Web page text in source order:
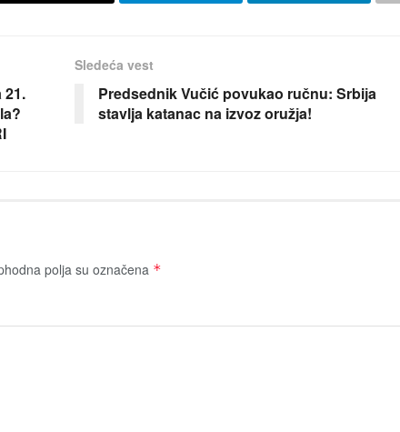
21.
Sledeća vest
Predsednik Vučić povukao ručnu: Srbiјa
stavlja katanac na izvoz oružјa!
polja su označena *